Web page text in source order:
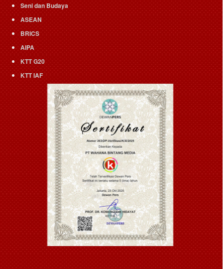
Seni dan Budaya
ASEAN
BRICS
AIPA
KTT G20
KTT IAF